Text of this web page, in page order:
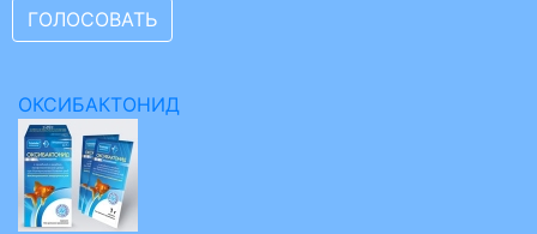
ОКСИБАКТОНИД